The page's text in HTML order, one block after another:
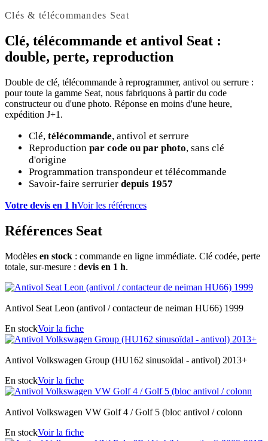
Clés & télécommandes Seat
Clé, télécommande et antivol Seat :
double, perte, reproduction
Double de clé, télécommande à reprogrammer, antivol ou serrure :
pour toute la gamme Seat, nous fabriquons à partir du code
constructeur ou d'une photo. Réponse en moins d'une heure,
expédition J+1.
Clé, télécommande, antivol et serrure
Reproduction par code ou par photo, sans clé
d'origine
Programmation transpondeur et télécommande
Savoir-faire serrurier depuis 1957
Votre devis en 1 hVoir les références
Références Seat
Modèles en stock : commande en ligne immédiate. Clé codée, perte
totale, sur-mesure : devis en 1 h.
Antivol Seat Leon (antivol / contacteur de neiman HU66) 1999
En stockVoir la fiche
Antivol Volkswagen Group (HU162 sinusoïdal - antivol) 2013+
En stockVoir la fiche
Antivol Volkswagen VW Golf 4 / Golf 5 (bloc antivol / colonn
En stockVoir la fiche